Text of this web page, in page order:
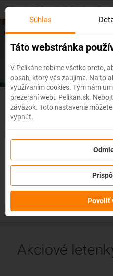
Skip
main
content
Hlavná stránka / Južná Amerika /
Lacné
Kolumbia -
zmena z
letenky do 3 dní pred odletom
zakúpení služby získate na
dispozíciikredit vo výške až
môžete zakúpiť priamo pri
Akciové
Súhlas
Táto webstránka
V Pelikáne robíme všetko preto,
obsah, ktorý vás zaujíma. Na to
využívaním cookies. Tým nám
prezeraní webu Pelikan.sk.
záväzok. Toto nastavenie
vypnúť.
Povoliť